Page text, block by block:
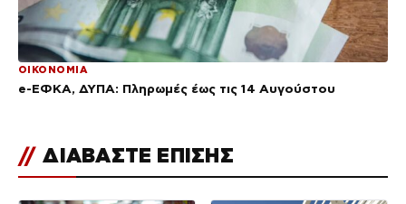
ΟΙΚΟΝΟΜΙΑ
e-ΕΦΚΑ, ΔΥΠΑ: Πληρωμές έως τις 14 Αυγούστου
// ΔΙΑΒΑΣΤΕ ΕΠΙΣΗΣ